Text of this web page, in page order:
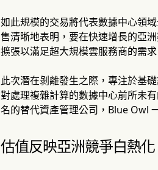
如此規模的交易將代表數據中心領
售清晰地表明，要在快速增長的亞
擴張以滿足超大規模雲服務商的需求
此次潛在剝離發生之際，專注於基
對處理複雜計算的數據中心前所未
名的替代資產管理公司，Blue Owl
估值反映亞洲競爭白熱化